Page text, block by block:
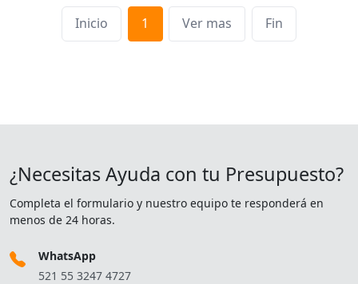
Inicio 1 Ver mas Fin
¿Necesitas Ayuda con tu Presupuesto?
Completa el formulario y nuestro equipo te responderá en
menos de 24 horas.
WhatsApp
521 55 3247 4727